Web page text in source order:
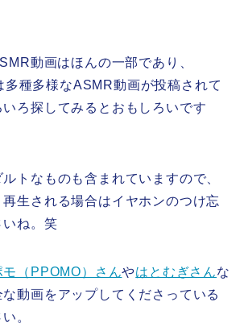
動画はほんの一部であり、
多種多様なASMR動画が投稿されて
ろ探してみるとおもしろいです
トなものも含まれていますので、
生される場合はイヤホンのつけ忘
ね。笑
モ（PPOMO）さんやはとむぎさんな
動画をアップしてくださっている
。